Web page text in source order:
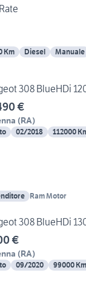
Km Diesel Manuale
308 BlueHDi
€
(RA)
02/2018 112000
Ram Motor
308 BlueHDi
€
(RA)
09/2020 99000 Km